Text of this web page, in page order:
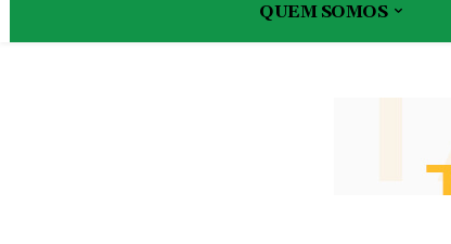
QUEM SOMOS